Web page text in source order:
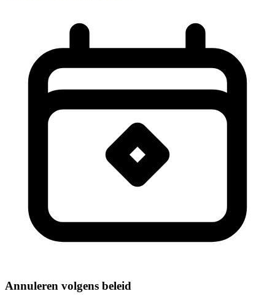
Annuleren volgens beleid